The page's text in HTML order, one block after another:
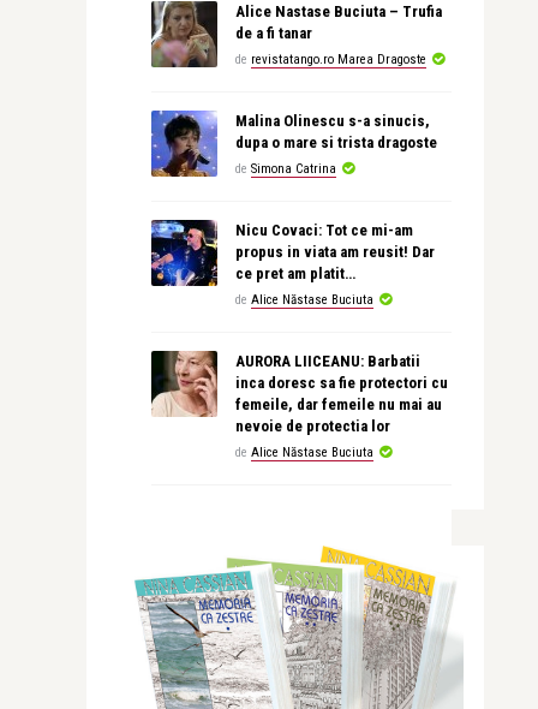
Alice Nastase Buciuta – Trufia
de a fi tanar
de revistatango.ro Marea Dragoste
Malina Olinescu s-a sinucis,
dupa o mare si trista dragoste
de Simona Catrina
Nicu Covaci: Tot ce mi-am
propus in viata am reusit! Dar
ce pret am platit…
de Alice Năstase Buciuta
AURORA LIICEANU: Barbatii
inca doresc sa fie protectori cu
femeile, dar femeile nu mai au
nevoie de protectia lor
de Alice Năstase Buciuta